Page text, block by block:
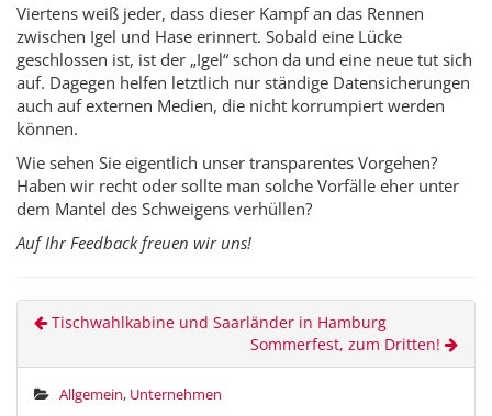
Viertens weiß jeder, dass dieser Kampf an das Rennen
zwischen Igel und Hase erinnert. Sobald eine Lücke
geschlossen ist, ist der „Igel“ schon da und eine neue tut sich
auf. Dagegen helfen letztlich nur ständige Datensicherungen
auch auf externen Medien, die nicht korrumpiert werden
können.
Wie sehen Sie eigentlich unser transparentes Vorgehen?
Haben wir recht oder sollte man solche Vorfälle eher unter
dem Mantel des Schweigens verhüllen?
Auf Ihr Feedback freuen wir uns!
Tischwahlkabine und Saarländer in Hamburg
Sommerfest, zum Dritten!
Allgemein, Unternehmen